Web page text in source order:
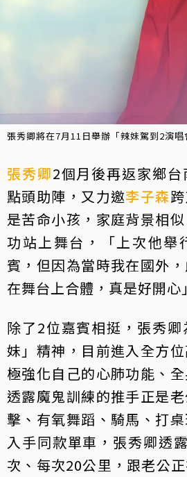
張秀卿將在7月11日舉辦「辣妹駕到2演
張秀卿2個月後再返家鄉台
點頭助陣，又力邀李子森
是苦命小孩，家庭背景相
功站上舞台，「上次他舉
賓，但因為當時我在國外
在舞台上合體，真是好開心
除了2位嘉賓相挺，張秀
妹」精神，目前進入全方
極強化自己的心肺功能、
透露魔鬼訓練的推手正是
擊、有氧舞蹈、騎馬、打
入手同款單車，張秀卿透
次、每次20公里，跟老公